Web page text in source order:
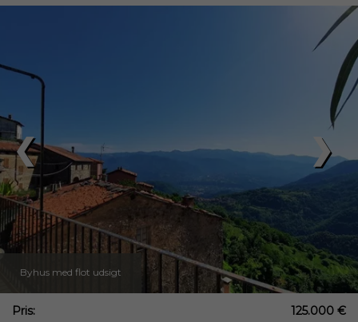
❯
❮
Byhus med flot udsigt
Pris: 125.000 €